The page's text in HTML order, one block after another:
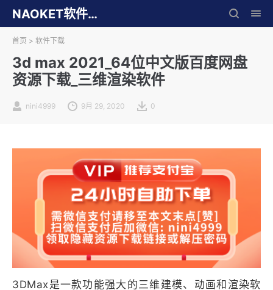
NAOKET软件库
首页 > 软件下载
3d max 2021_64位中文版百度网盘
资源下载_三维渲染软件
nini4999 9月 29, 2020 0
3DMax是一款功能强大的三维建模、动画和渲染软